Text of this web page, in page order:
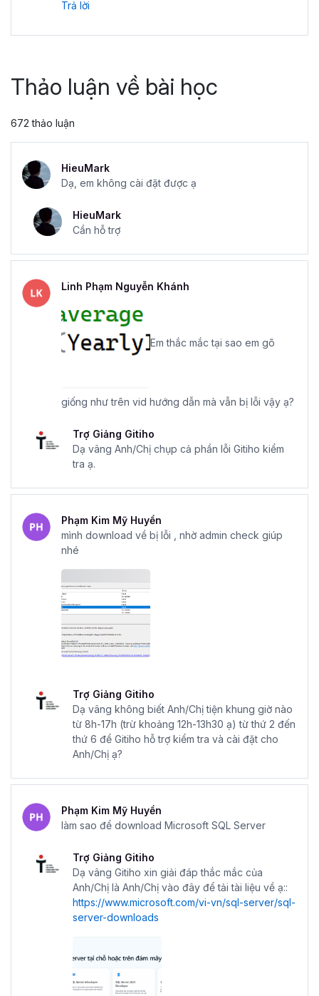
Trả lời
Thảo luận về bài học
672 thảo luận
HieuMark
Dạ, em không cài đặt được ạ
HieuMark
Cần hỗ trợ
Linh Phạm Nguyễn Khánh
Em thắc mắc tại sao em gõ
giống như trên vid hướng dẫn mà vẫn bị lỗi vậy ạ?
Trợ Giảng Gitiho
Dạ vâng Anh/Chị chụp cả phần lỗi Gitiho kiểm
tra ạ.
Phạm Kim Mỹ Huyền
mình download về bị lỗi , nhờ admin check giúp
nhé
Trợ Giảng Gitiho
Dạ vâng không biết Anh/Chị tiện khung giờ nào
từ 8h-17h (trừ khoảng 12h-13h30 ạ) từ thứ 2 đến
thứ 6 để Gitiho hỗ trợ kiểm tra và cài đặt cho
Anh/Chị ạ?
Phạm Kim Mỹ Huyền
làm sao để download Microsoft SQL Server
Trợ Giảng Gitiho
Dạ vâng Gitiho xin giải đáp thắc mắc của
Anh/Chị là Anh/Chị vào đây để tải tài liệu về ạ::
https://www.microsoft.com/vi-vn/sql-server/sql-
server-downloads